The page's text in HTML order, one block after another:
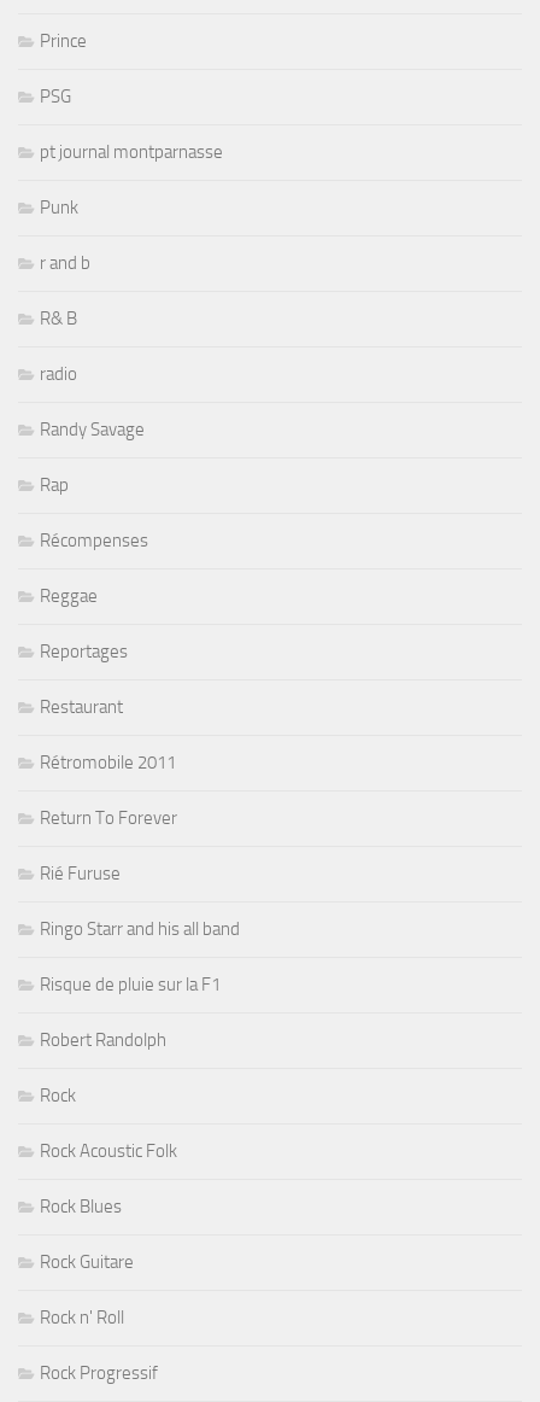
Prince
PSG
pt journal montparnasse
Punk
r and b
R& B
radio
Randy Savage
Rap
Récompenses
Reggae
Reportages
Restaurant
Rétromobile 2011
Return To Forever
Rié Furuse
Ringo Starr and his all band
Risque de pluie sur la F1
Robert Randolph
Rock
Rock Acoustic Folk
Rock Blues
Rock Guitare
Rock n' Roll
Rock Progressif